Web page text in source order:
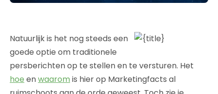
Natuurlijk is het nog steeds een
goede optie om traditionele
persberichten op te stellen en te versturen. Het
hoe enwaarom is hier op Marketingfacts al